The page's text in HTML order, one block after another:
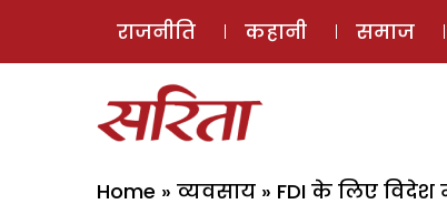
राजनीति कहानी समाज
Home » व्यवसाय » FDI के लिए विदेश